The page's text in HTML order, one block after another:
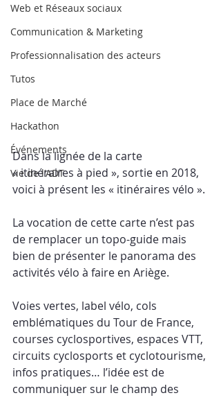
Web et Réseaux sociaux
Communication & Marketing
Professionnalisation des acteurs
Tutos
Place de Marché
Hackathon
Événements
Vie de l'ADT
Dans la lignée de la carte
« itinéraires à pied », sortie en 2018,
voici à présent les « itinéraires vélo ».
La vocation de cette carte n’est pas
de remplacer un topo-guide mais
bien de présenter le panorama des
activités vélo à faire en Ariège.
Voies vertes, label vélo, cols
emblématiques du Tour de France,
courses cyclosportives, espaces VTT,
circuits cyclosports et cyclotourisme,
infos pratiques… l’idée est de
communiquer sur le champ des